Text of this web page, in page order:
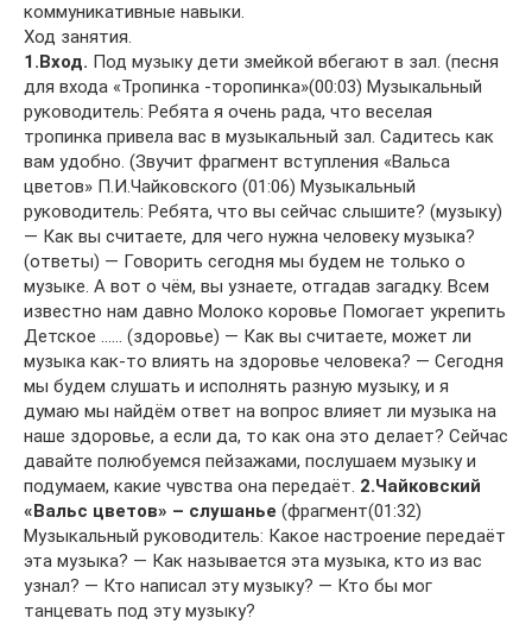
коммуникативные навыки.
Ход занятия.
1.Вход. Под музыку дети змейкой вбегают в зал. (песня
для входа «Тропинка -торопинка»(00:03) Музыкальный
руководитель: Ребята я очень рада, что веселая
тропинка привела вас в музыкальный зал. Садитесь как
вам удобно. (Звучит фрагмент вступления «Вальса
цветов» П.И.Чайковского (01:06) Музыкальный
руководитель: Ребята, что вы сейчас слышите? (музыку)
— Как вы считаете, для чего нужна человеку музыка?
(ответы) — Говорить сегодня мы будем не только о
музыке. А вот о чём, вы узнаете, отгадав загадку. Всем
известно нам давно Молоко коровье Помогает укрепить
Детское …… (здоровье) — Как вы считаете, может ли
музыка как-то влиять на здоровье человека? — Сегодня
мы будем слушать и исполнять разную музыку, и я
думаю мы найдём ответ на вопрос влияет ли музыка на
наше здоровье, а если да, то как она это делает? Сейчас
давайте полюбуемся пейзажами, послушаем музыку и
подумаем, какие чувства она передаёт. 2.Чайковский
«Вальс цветов» – слушанье (фрагмент(01:32)
Музыкальный руководитель: Какое настроение передаёт
эта музыка? — Как называется эта музыка, кто из вас
узнал? — Кто написал эту музыку? — Кто бы мог
танцевать под эту музыку?